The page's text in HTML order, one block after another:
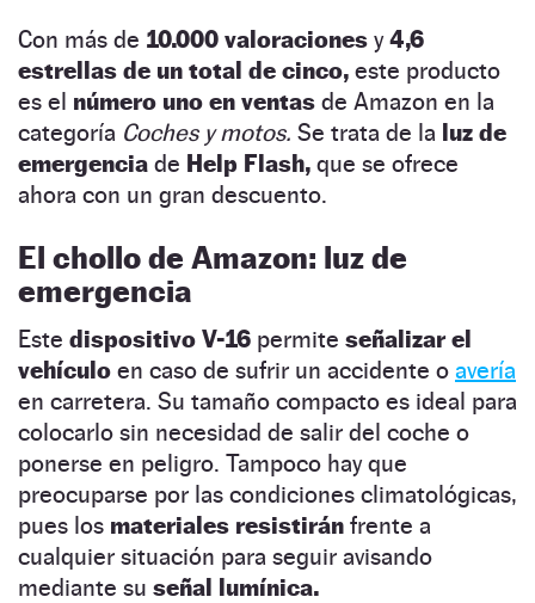
Con más de 10.000 valoraciones y4,6
estrellas de un total de cinco, este producto
es el número uno en ventas de Amazon en la
categoría Coches y motos. Se trata de la luz de
emergencia de Help Flash, que se ofrece
ahora con un gran descuento.
El chollo de Amazon: luz de
emergencia
Este dispositivo V-16 permite señalizar el
vehículo en caso de sufrir un accidente o avería
en carretera. Su tamaño compacto es ideal para
colocarlo sin necesidad de salir del coche o
ponerse en peligro. Tampoco hay que
preocuparse por las condiciones climatológicas,
pues los materiales resistirán frente a
cualquier situación para seguir avisando
mediante su señal lumínica.